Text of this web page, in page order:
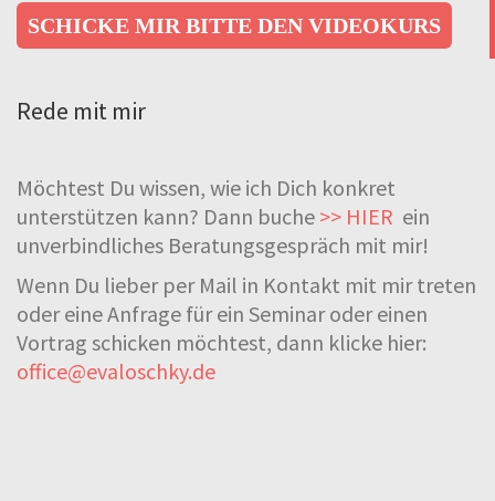
SCHICKE MIR BITTE DEN VIDEOKURS
Rede mit mir
Möchtest Du wissen, wie ich Dich konkret
unterstützen kann? Dann buche >> HIER ein
unverbindliches Beratungsgespräch mit mir!
Wenn Du lieber per Mail in Kontakt mit mir treten
oder eine Anfrage für ein Seminar oder einen
Vortrag schicken möchtest, dann klicke hier:
office@evaloschky.de